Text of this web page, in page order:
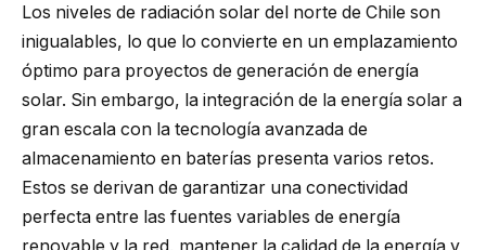
Los niveles de radiación solar del norte de Chile son
inigualables, lo que lo convierte en un emplazamiento
óptimo para proyectos de generación de energía
solar. Sin embargo, la integración de la energía solar a
gran escala con la tecnología avanzada de
almacenamiento en baterías presenta varios retos.
Estos se derivan de garantizar una conectividad
perfecta entre las fuentes variables de energía
renovable y la red, mantener la calidad de la energía y